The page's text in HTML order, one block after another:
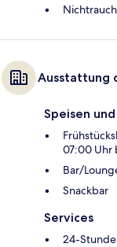
Ausstattung
Speisen
07:00 Uhr
Bar/
Snackbar
Services
24-